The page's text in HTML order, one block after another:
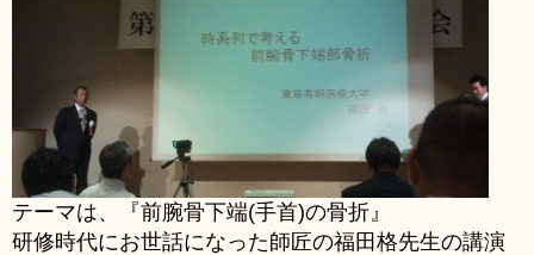
テーマは、『前腕骨下端(手首)の骨折』
研修時代にお世話になった師匠の福田格先生の講演